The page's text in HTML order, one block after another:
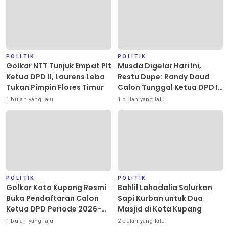
POLITIK
Golkar NTT Tunjuk Empat Plt
Ketua DPD II, Laurens Leba
Tukan Pimpin Flores Timur
1 bulan yang lalu
POLITIK
Musda Digelar Hari Ini,
Restu Dupe: Randy Daud
Calon Tunggal Ketua DPD II
Golkar Kota Kupang
1 bulan yang lalu
POLITIK
Golkar Kota Kupang Resmi
Buka Pendaftaran Calon
Ketua DPD Periode 2026-
2031
1 bulan yang lalu
POLITIK
Bahlil Lahadalia Salurkan
Sapi Kurban untuk Dua
Masjid di Kota Kupang
2 bulan yang lalu